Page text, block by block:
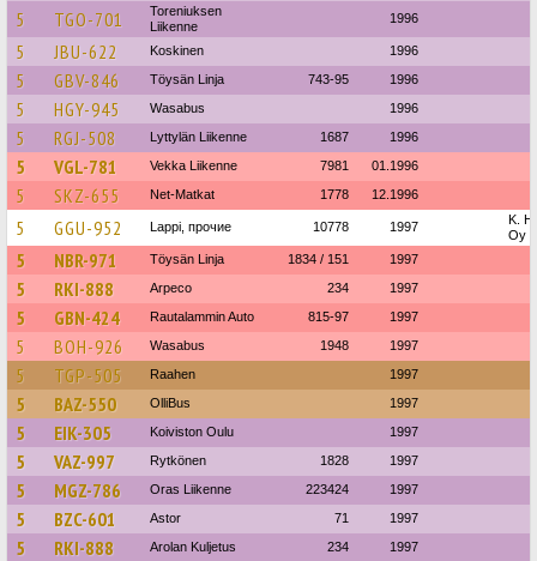
5 TGO-701
Toreniuksen
Liikenne
1996
5 JBU-622 Koskinen 1996
5 GBV-846 Töysän Linja 743-95 1996
5 HGY-945 Wasabus 1996
5 RGJ-508 Lyttylän Liikenne 1687 1996
5 VGL-781 Vekka Liikenne 7981 01.1996
5 SKZ-655 Net-Matkat 1778 12.1996
5 GGU-952 Lappi, прочие 10778 1997
K.
Oy
5 NBR-971 Töysän Linja 1834 / 151 1997
5 RKI-888 Arpeco 234 1997
5 GBN-424 Rautalammin Auto 815-97 1997
5 BOH-926 Wasabus 1948 1997
5 TGP-505 Raahen 1997
5 BAZ-550 OlliBus 1997
5 EIK-305 Koiviston Oulu 1997
5 VAZ-997 Rytkönen 1828 1997
5 MGZ-786 Oras Liikenne 223424 1997
5 BZC-601 Astor 71 1997
5 RKI-888 Arolan Kuljetus 234 1997